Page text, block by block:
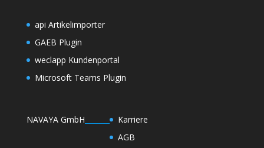
api Artikelimporter
GAEB Plugin
weclapp Kundenportal
Microsoft Teams Plugin
NAVAYA GmbH
Karriere
AGB